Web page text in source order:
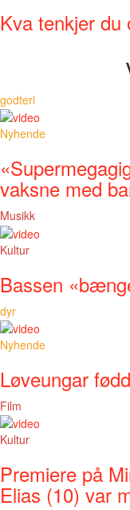
Kva tenkjer du
godteri
Nyhende
vaksne med
Musikk
Kultur
Bassen
dyr
Nyhende
Løveungar
Film
Kultur
Premiere på
Elias (10) var